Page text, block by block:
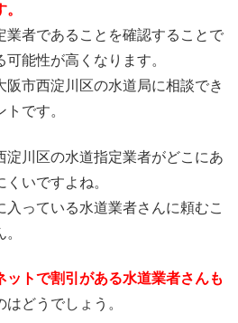
業者であることを確認することで
能性が高くなります。
市西淀川区の水道局に相談でき
です。
淀川区の水道指定業者がどこにあ
いですよね。
入っている水道業者さんに頼むこ
ットで割引がある水道業者さんも
はどうでしょう。